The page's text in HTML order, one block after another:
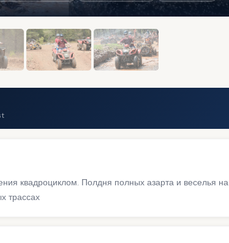
квадроциклом. Полдня полных азарта и веселья на
трассах